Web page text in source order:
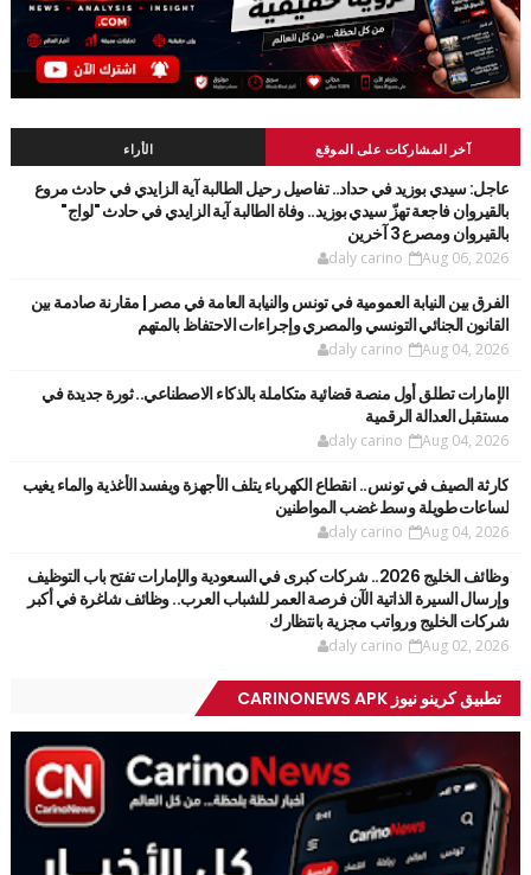
آخر المشاركات على الموقع الأراء
عاجل: سيدي بوزيد في حداد.. تفاصيل رحيل الطالبة آية الزايدي في حادث مروع
بالقيروان فاجعة تهزّ سيدي بوزيد.. وفاة الطالبة آية الزايدي في حادث "لواج"
بالقيروان ومصرع 3 آخرين
daly carino Aug 06, 2026
الفرق بين النيابة العمومية في تونس والنيابة العامة في مصر | مقارنة صادمة بين
القانون الجنائي التونسي والمصري وإجراءات الاحتفاظ بالمتهم
daly carino Aug 04, 2026
الإمارات تطلق أول منصة قضائية متكاملة بالذكاء الاصطناعي.. ثورة جديدة في
مستقبل العدالة الرقمية
daly carino Aug 04, 2026
كارثة الصيف في تونس.. انقطاع الكهرباء يتلف الأجهزة ويفسد الأغذية والماء يغيب
لساعات طويلة وسط غضب المواطنين
daly carino Aug 04, 2026
وظائف الخليج 2026.. شركات كبرى في السعودية والإمارات تفتح باب التوظيف
وإرسال السيرة الذاتية الآن فرصة العمر للشباب العرب.. وظائف شاغرة في أكبر
شركات الخليج ورواتب مجزية بانتظارك
daly carino Aug 02, 2026
تطبيق كرينو نيوز CARINONEWS APK